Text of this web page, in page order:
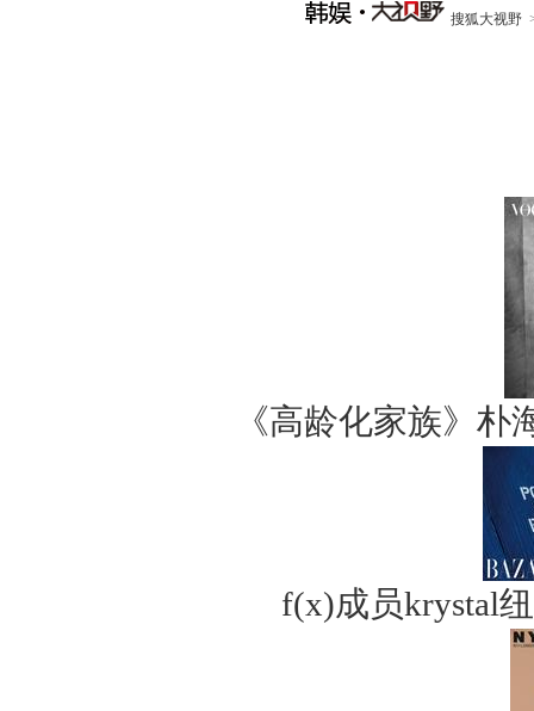
搜狐大视野
《高龄化家族》
f(x)成员krystal